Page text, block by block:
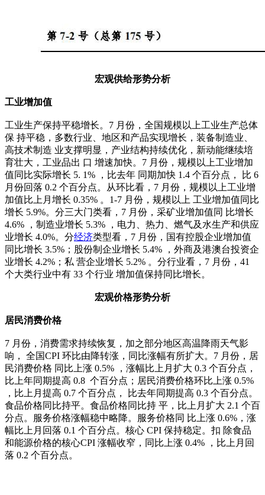
宏观供给形势分析
工业增加值
工业生产保持平稳增长。7 月份，全国规模以上工业生产总体
保 持平稳，多数行业、地区和产品实现增长，装备制造业、
高技术制造 业支撑明显，产业结构持续优化，新动能继续培
育壮大，工业品出 口 增速加快。7 月份，规模以上工业增加
值同比实际增长 5. 1% ，比去年 同期加快 1.4 个百分点， 比 6
月份回落 0.2 个百分点。从环比看，7 月份，规模以上工业增
加值比上月增长 0.35% 。1-7 月份，规模以上 工业增加值同比
增长 5.9%。分三大门类看，7 月份，采矿业增加值同 比增长
4.6% ，制造业增长 5.3% ，电力、热力、燃气及水生产和供应
业增长 4.0%。分经济类型看，7 月份，国有控股企业增加值
同比增长 3.5%；股份制企业增长 5.4% ，外商及港澳台投资企
业增长 4.2%；私 营企业增长 5.2% 。分行业看，7 月份，41
个大类行业中有 33 个行业 增加值保持同比增长。
宏观价格形势分析
居民消费价格
7 月份，消费需求持续恢复，加之部分地区高温降雨天气影
响， 全国CPI 环比由降转涨，同比涨幅有所扩大。7 月份，居
民消费价格 同比上涨 0.5% ，涨幅比上月扩大 0.3 个百分点，
比上年同期提高 0.8 个百分点；居民消费价格环比上涨 0.5%
，比上月提高 0.7 个百分点， 比去年同期提高 0.3 个百分点。
食品价格同比持平。食品价格同比持 平，比上月扩大 2.1 个百
分点。服务价格涨幅稳中略降。服务价格同 比上涨 0.6%，涨
幅比上月回落 0.1 个百分点。核心 CPI 保持稳定。扣 除食品
和能源价格的核心CPI 涨幅收窄，同比上涨 0.4% ，比上月回
落 0.2 个百分点。